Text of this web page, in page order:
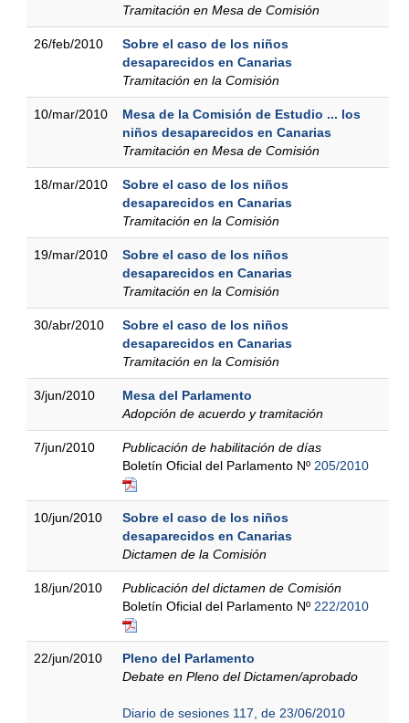
Tramitación en Mesa de Comisión
26/feb/2010
Sobre el caso de los niños
desaparecidos en Canarias
Tramitación en la Comisión
10/mar/2010
Mesa de la Comisión de Estudio ... los
niños desaparecidos en Canarias
Tramitación en Mesa de Comisión
18/mar/2010
Sobre el caso de los niños
desaparecidos en Canarias
Tramitación en la Comisión
19/mar/2010
Sobre el caso de los niños
desaparecidos en Canarias
Tramitación en la Comisión
30/abr/2010
Sobre el caso de los niños
desaparecidos en Canarias
Tramitación en la Comisión
3/jun/2010
Mesa del Parlamento
Adopción de acuerdo y tramitación
7/jun/2010
Publicación de habilitación de días
Boletín Oficial del Parlamento Nº 205/2010
10/jun/2010
Sobre el caso de los niños
desaparecidos en Canarias
Dictamen de la Comisión
18/jun/2010
Publicación del dictamen de Comisión
Boletín Oficial del Parlamento Nº 222/2010
22/jun/2010
Pleno del Parlamento
Debate en Pleno del Dictamen/aprobado
Diario de sesiones 117, de 23/06/2010